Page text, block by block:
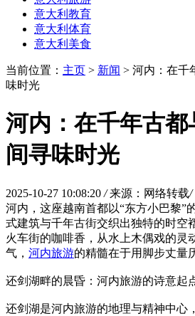
意大利教育
意大利体育
意大利美食
当前位置： 主页 > 新闻 > 河内：在千
味时光
河内：在千年古都
间寻味时光
2025-10-27 10:08:20 / 来源：网络转载/
河内，这座越南首都以“东方小巴黎”
式建筑与千年古街交织出独特的时空
火车街的咖啡香，从水上木偶戏的灵
气， 河内旅游的精髓在于用脚步丈量
还剑湖畔的晨昏：河内旅游的诗意起
还剑湖是河内旅游的地理与精神中心